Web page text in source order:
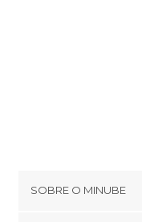
SOBRE O MINUBE